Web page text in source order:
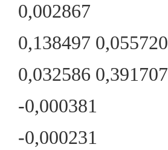
0,002867
0,138497 0,055720
0,032586 0,391707
-0,000381
-0,000231